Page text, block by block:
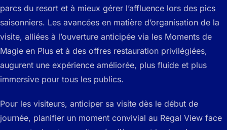
parcs du resort et à mieux gérer l’affluence lors des pics
saisonniers. Les avancées en matière d’organisation de la
visite, alliées à l’ouverture anticipée via les Moments de
Magie en Plus et à des offres restauration privilégiées,
augurent une expérience améliorée, plus fluide et plus
immersive pour tous les publics.
Pour les visiteurs, anticiper sa visite dès le début de
journée, planifier un moment convivial au Regal View face